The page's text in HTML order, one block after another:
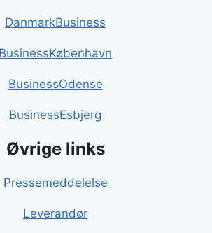
DanmarkBusiness
BusinessKøbenhavn
BusinessOdense
BusinessEsbjerg
Øvrige links
Pressemeddelelse
Leverandør